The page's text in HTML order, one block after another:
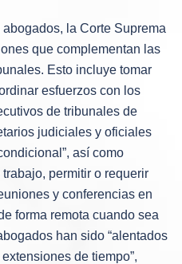
la Corte Suprema
que complementan las
Esto incluye tomar
esfuerzos con los
de tribunales de
judiciales y oficiales
así como
permitir o requerir
y conferencias en
forma remota cuando sea
han sido “alentados
de tiempo”,